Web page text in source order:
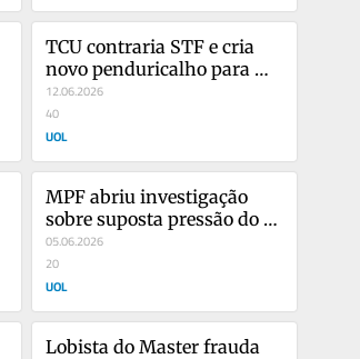
TCU contraria STF e cria
novo penduricalho para
servidores da cúpula
12.06.2026
40
UOL
MPF abriu investigação
sobre suposta pressão do
Master na cúpula da CVM
05.06.2026
20
UOL
Lobista do Master frauda